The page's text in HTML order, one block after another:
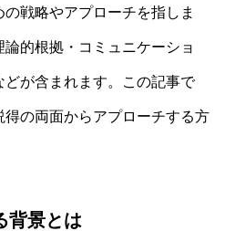
戦略やアプローチを指しま
的根拠・コミュニケーショ
どが含まれます。この記事で
の両面からアプローチする方
背景とは